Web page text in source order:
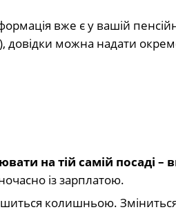
вже є у вашій
довідки можна надати
на тій самій посаді –
із зарплатою.
колишньою. Зміниться